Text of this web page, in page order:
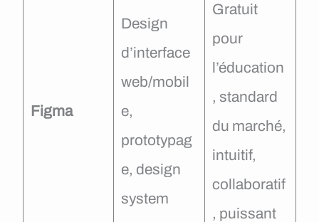
Figma
Design
d’interface
web/mobil
e,
prototypag
e, design
system
Gratuit
pour
l’éducation
, standard
du marché,
intuitif,
collaboratif
, puissant